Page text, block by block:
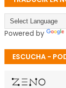
Powered by
ESCUCHA -